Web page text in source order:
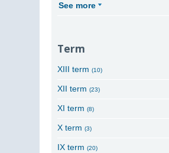
See more
Term
XIII term(10)
XII term(23)
XI term(8)
X term(3)
IX term(20)